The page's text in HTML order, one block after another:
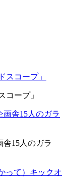
コープ」
舎15人のガラ